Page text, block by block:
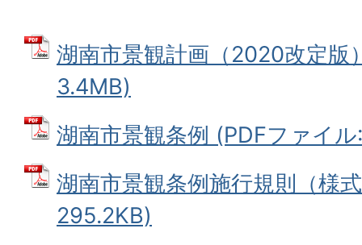
湖南市景観計画（2020改定版
3.4MB)
湖南市景観条例 (PDFファイ
湖南市景観条例施行規則（様
295.2KB)